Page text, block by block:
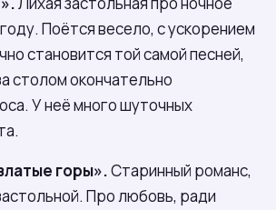
Поётся весело, с ускорением
становится той самой песней,
столом окончательно
У неё много шуточных
горы».Старинный романс,
Про любовь, ради